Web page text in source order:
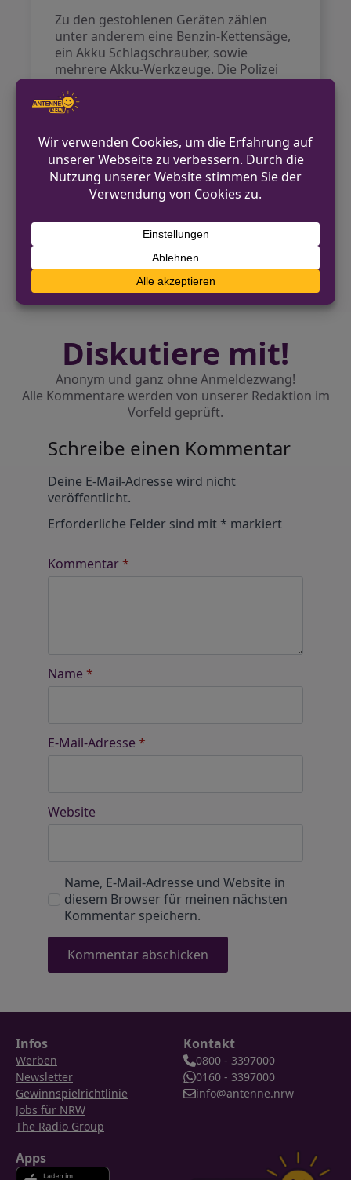
Zu den gestohlenen Geräten zählen
unter anderem eine Benzin-Kettensäge,
ein Akku Schlagschrauber, sowie
mehrere Akku-Werkzeuge. Die Polizei
Vorfall.
VORHERIGER BEITRAG
14-Jähriger aus Hövelhof wohlbehalten
zurückgekehrt
Polizei ermittelt nach Verkehrsunfall auf
Diskutiere mit!
Anonym und ganz ohne Anmeldezwang!
Alle Kommentare werden von unserer Redaktion im
Vorfeld geprüft.
Schreibe einen Kommentar
Deine E-Mail-Adresse wird nicht
veröffentlicht.
Erforderliche Felder sind mit* markiert
Kommentar*
Name *
E-Mail-Adresse *
Website
Name, E-Mail-Adresse und Website in
diesem Browser für meinen nächsten
Kommentar speichern.
Infos
Werben
Newsletter
Gewinnspielrichtlinie
Jobs für NRW
The Radio Group
Kontakt
0800 - 3397000
0160 - 3397000
info@antenne.nrw
Apps